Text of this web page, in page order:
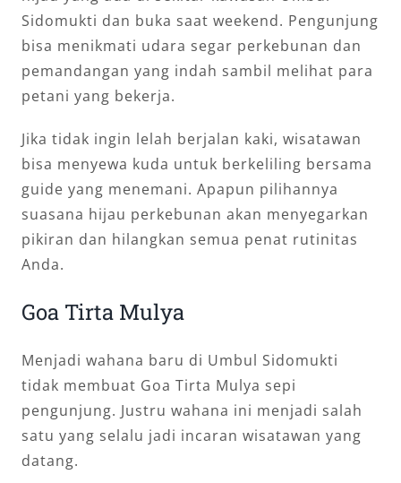
Sidomukti dan buka saat weekend. Pengunjung
bisa menikmati udara segar perkebunan dan
pemandangan yang indah sambil melihat para
petani yang bekerja.
Jika tidak ingin lelah berjalan kaki, wisatawan
bisa menyewa kuda untuk berkeliling bersama
guide yang menemani. Apapun pilihannya
suasana hijau perkebunan akan menyegarkan
pikiran dan hilangkan semua penat rutinitas
Anda.
Goa Tirta Mulya
Menjadi wahana baru di Umbul Sidomukti
tidak membuat Goa Tirta Mulya sepi
pengunjung. Justru wahana ini menjadi salah
satu yang selalu jadi incaran wisatawan yang
datang.